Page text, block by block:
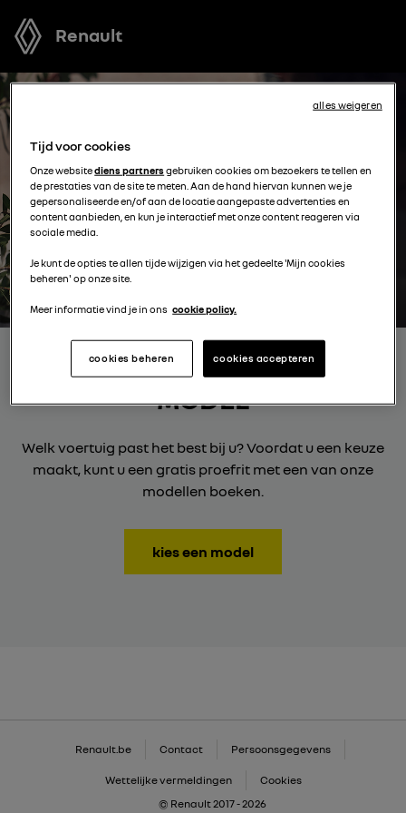
Renault
BOEK EEN TESTRIT MET EEN
MODEL
Welk voertuig past het best bij u? Voordat u een keuze
maakt, kunt u een gratis proefrit met een van onze
modellen boeken.
kies een model
Renault.be Contact Persoonsgegevens
Wettelijke vermeldingen
Cookies
© Renault 2017 - 2026
Tijd voor cookies
Onze websitediens partnersgebruiken cookies om bezoekers te tellen en
de prestaties van de site te meten. Aan de hand hiervan kunnen we je
gepersonaliseerde en/of aan de locatie aangepaste advertenties en
content aanbieden, en kun je interactief met onze content reageren via
sociale media.
Je kunt de opties te allen tijde wijzigen via het gedeelte 'Mijn cookies
beheren' op onze site.
Meer informatie vind je in ons cookie policy.
cookies accepteren
cookies beheren
alles weigeren